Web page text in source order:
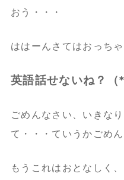
おう・・・
ははーんさてはおっちゃ
英語話せないね？（
ごめんなさい、いきな
て・・・ていうかごめ
もうこれはおとなしく